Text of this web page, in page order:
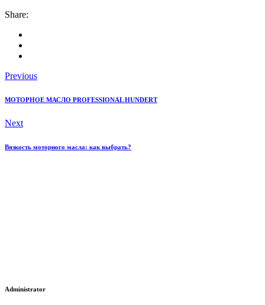
Share:
Previous
МОТОРНОЕ МАСЛО PROFESSIONAL HUNDERT
Next
Вязкость моторного масла: как выбрать?
Administrator